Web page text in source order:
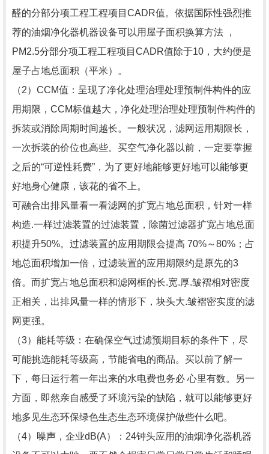
醛的分部分项工程工程项目CADR值。依据国际性强烈推
荐的油烟净化器机器设备可以用屋子面积换算方法 ，
PM2.5分部分项工程工程项目CADR值除于10，大约便是
屋子占地总面积（平米）。
（2）CCM值：呈现了净化处理治理处理预制件构件的应
用期限，CCM标值越大，净化处理治理处理预制件构件的
拆装或消除周期时间越长。一般状况，滤网运用期限长，
一次拆装的价位也高些。买空气净化器以前，一定要掌握
之后的“可逆性耗费”，为了更好地能够更好地可以能够更
好地身心健康，该花的省不上。
可融合出排风量看一看滤网的扩宽占地总面积，针对一样
构造.一样过滤装置的过滤装置，除菌过滤器扩宽占地总面
积提升50%。过滤装置的应用期限会提高 70%～80%；占
地总面积增加一倍，过滤装置的应用期限约是原先的3
倍。而扩宽占地总面积和滤网框的长.宽.厚.皱褶相对密度
正相关，出排风量一样的情形下，块头大.皱褶密实度的滤
网更强。
（3）能耗等级：在确保空气过滤预期目标的条件下，尽
可能挑选能耗等级高，节能省电的商品。买以前了解一
下，每日运行着一年出来的水电费也务必 心里有数。另一
方面，即然亲自感受了环境污染的缺陷，就可以能够更好
地多见生态环保绿色生态生态环境保护做些什么吧。
（4）噪声，企业dB(A）：24钟头应用的油烟净化器机器